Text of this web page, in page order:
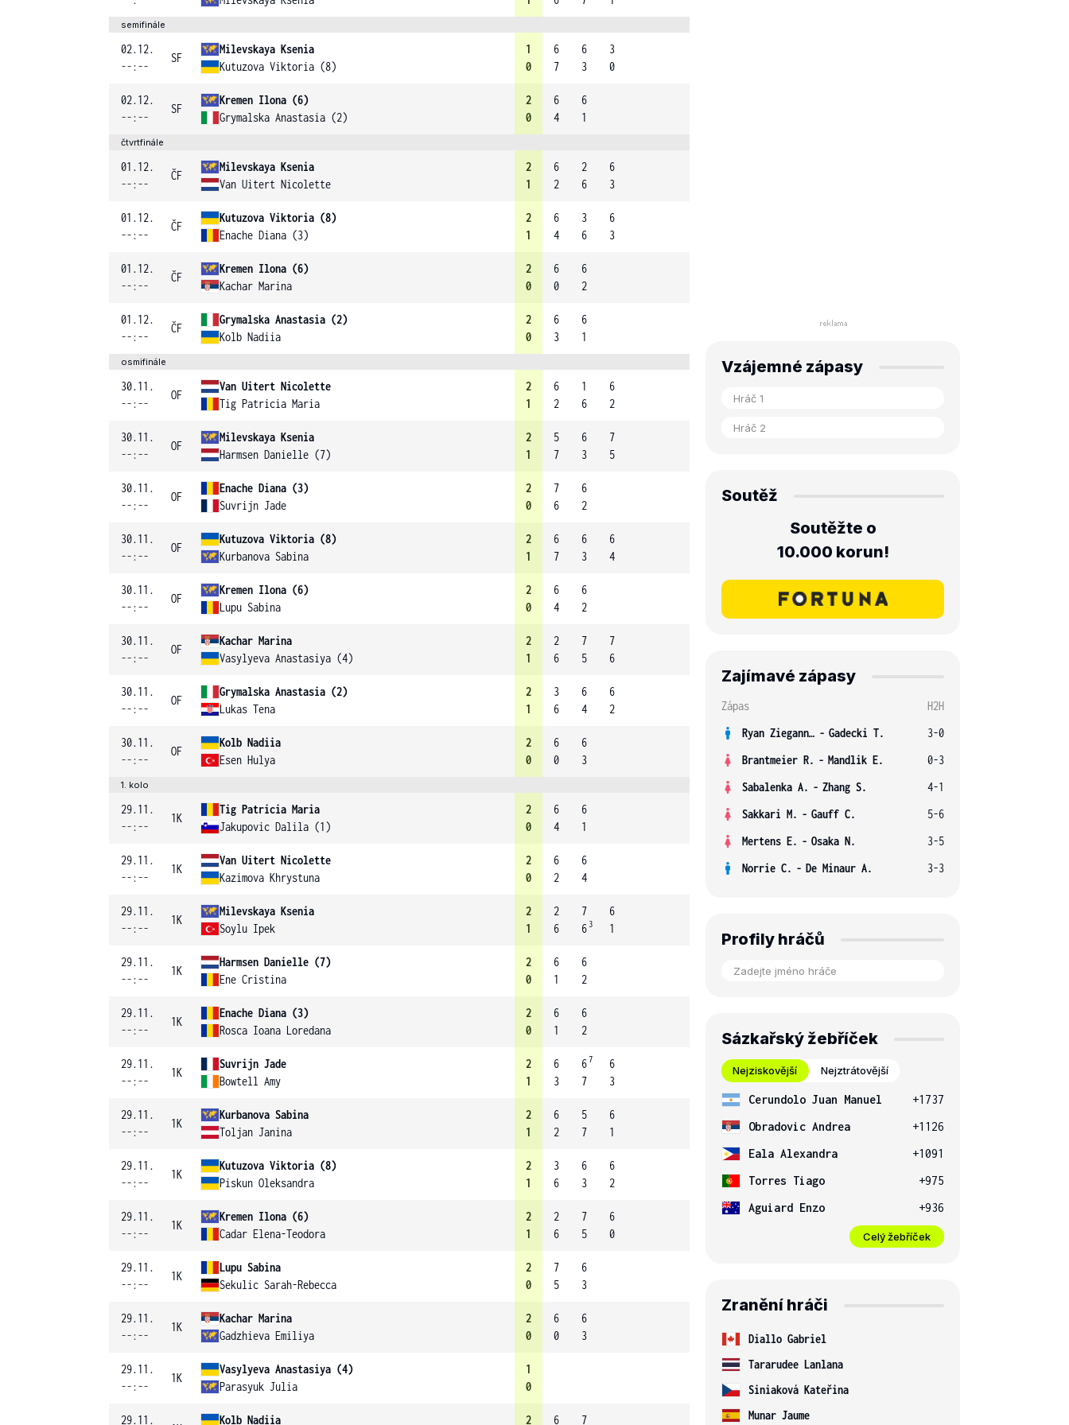
semifinále
02.12.
--:--
SF
Milevskaya Ksenia
Kutuzova Viktoria (8)
1
0
6
7
6
3
3
0
02.12.
--:--
SF
Kremen Ilona (6)
Grymalska Anastasia (2)
2
0
6
4
6
1
čtvrtfinále
01.12.
--:--
ČF
Milevskaya Ksenia
Van Uitert Nicolette
2
1
6
2
2
6
6
3
01.12.
--:--
ČF
Kutuzova Viktoria (8)
Enache Diana (3)
2
1
6
4
3
6
6
3
01.12.
--:--
ČF
Kremen Ilona (6)
Kachar Marina
2
0
6
0
6
2
01.12.
--:--
ČF
Grymalska Anastasia (2)
Kolb Nadiia
2
0
6
3
6
1
osmifinále
30.11.
--:--
OF
Van Uitert Nicolette
Tig Patricia Maria
2
1
6
2
1
6
6
2
30.11.
--:--
OF
Milevskaya Ksenia
Harmsen Danielle (7)
2
1
5
7
6
3
7
5
30.11.
--:--
OF
Enache Diana (3)
Suvrijn Jade
2
0
7
6
6
2
30.11.
--:--
OF
Kutuzova Viktoria (8)
Kurbanova Sabina
2
1
6
7
6
3
6
4
30.11.
--:--
OF
Kremen Ilona (6)
Lupu Sabina
2
0
6
4
6
2
30.11.
--:--
OF
Kachar Marina
Vasylyeva Anastasiya (4)
2
1
2
6
7
5
7
6
30.11.
--:--
OF
Grymalska Anastasia (2)
Lukas Tena
2
1
3
6
6
4
6
2
30.11.
--:--
OF
Kolb Nadiia
Esen Hulya
2
0
6
0
6
3
1. kolo
29.11.
--:--
1K
Tig Patricia Maria
Jakupovic Dalila (1)
2
0
6
4
6
1
29.11.
--:--
1K
Van Uitert Nicolette
Kazimova Khrystuna
2
0
6
2
6
4
29.11.
--:--
1K
Milevskaya Ksenia
Soylu Ipek
2
1
2
6
7
6 3
6
1
29.11.
--:--
1K
Harmsen Danielle (7)
Ene Cristina
2
0
6
1
6
2
29.11.
--:--
1K
Enache Diana (3)
Rosca Ioana Loredana
2
0
6
1
6
2
29.11.
--:--
1K
Suvrijn Jade
Bowtell Amy
2
1
6
3
67
7
6
3
29.11.
--:--
1K
Kurbanova Sabina
Toljan Janina
2
1
6
2
5
7
6
1
29.11.
--:--
1K
Kutuzova Viktoria (8)
Piskun Oleksandra
2
1
3
6
6
3
6
2
29.11.
--:--
1K
Kremen Ilona (6)
Cadar Elena-Teodora
2
1
2
6
7
5
6
0
29.11.
--:--
1K
Lupu Sabina
Sekulic Sarah-Rebecca
2
0
7
5
6
3
29.11.
--:--
1K
Kachar Marina
Gadzhieva Emiliya
2
0
6
0
6
3
29.11.
--:--
1K
Vasylyeva Anastasiya (4)
Parasyuk Julia
1
0
29.11. Kolb Nadiia 2 6 7
Vzájemné zápasy
Soutěž
Soutěžte o
10.000 korun!
Zajímavé zápasy
Zápas
H2H
Ryan Ziegann S. - Gadecki T.
3-0
Brantmeier R. - Mandlik E.
0-3
Sabalenka A. - Zhang S.
4-1
Sakkari M. - Gauff C.
5-6
Mertens E. - Osaka N.
3-5
Norrie C. - De Minaur A. 3-3
Profily hráčů
Sázkařský žebříček
Nejziskovější Nejztrátovější
Cerundolo Juan Manuel
+1737
Obradovic Andrea
+1126
Eala Alexandra
+1091
Torres Tiago
+975
Aguiard Enzo
+936
Celý žebříček
Zranění hráči
Diallo Gabriel
Tararudee Lanlana
Siniaková Kateřina
Munar Jaume